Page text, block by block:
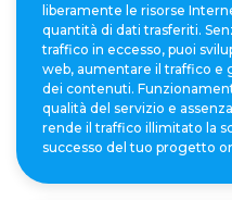
liberamente le risorse
quantità di dati trasferiti.
traffico in eccesso, puoi
web, aumentare il traffico e
dei contenuti.
qualità del servizio e
rende il traffico illimitato la
successo del tuo progetto